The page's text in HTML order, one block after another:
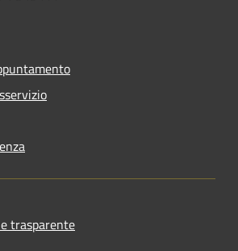
trasparente